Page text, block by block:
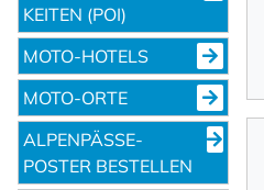
KEITEN (POI)
MOTO-HOTELS
MOTO-ORTE
ALPENPÄSSE-
POSTER BESTELLEN